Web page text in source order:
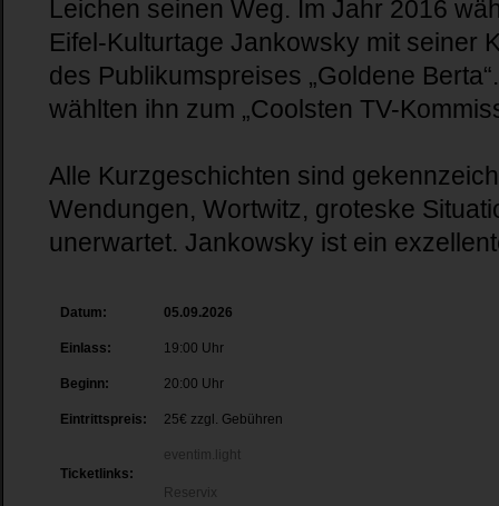
Leichen seinen Weg. Im Jahr 2016
Eifel-Kulturtage Jankowsky mit seiner
des Publikumspreises „Goldene
wählten ihn zum „Coolsten TV-
Alle Kurzgeschichten sind
Wendungen, Wortwitz, groteske
unerwartet. Jankowsky ist ein
Datum: 05.09.2026
Einlass: 19:00 Uhr
Beginn: 20:00 Uhr
Eintrittspreis: 25€ zzgl. Gebühren
Ticketlinks:
eventim.light
Reservix